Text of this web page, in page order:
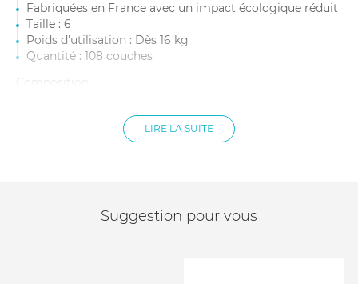
Fabriquées en France avec un impact écologique réduit
Taille : 6
Poids d'utilisation : Dès 16 kg
Quantité : 108 couches
Composition :
biosourcés (naturels) :
LIRE LA SUITE
Suggestion pour vous